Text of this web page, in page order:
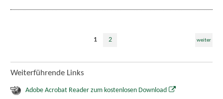
1 2 weiter
Weiterführende Links
Adobe Acrobat Reader zum kostenlosen Download